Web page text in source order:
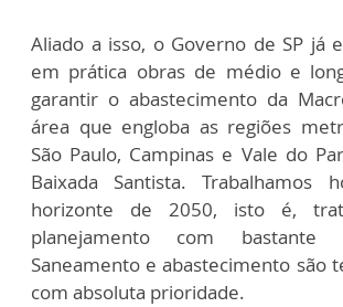
Aliado a isso, o Governo de SP já
em prática obras de médio e
garantir o abastecimento da
área que engloba as regiões
São Paulo, Campinas e Vale do
Baixada Santista. Trabalhamos
horizonte de 2050, isto é,
planejamento com bastante
Saneamento e abastecimento são
com absoluta prioridade.